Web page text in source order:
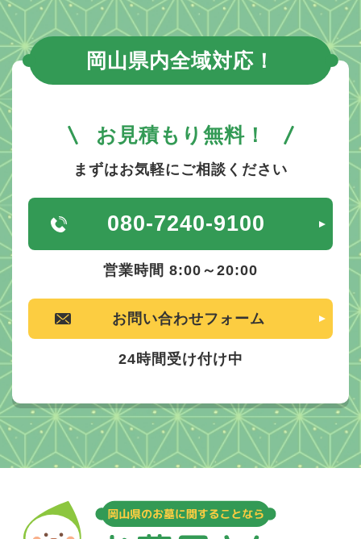
岡山県内全域対応！
お見積もり無料！
まずはお気軽にご相談ください
080-7240-9100
営業時間 8:00～20:00
お問い合わせフォーム
24時間受け付け中